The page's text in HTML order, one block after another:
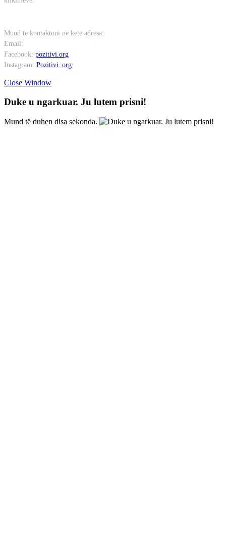
Mund të kontaktoni në ketë adresa:
Email:
Facebook: pozitivi.org
Instagram: Pozitivi_org
Close Window
Duke u ngarkuar. Ju lutem prisni!
Mund të duhen disa sekonda.